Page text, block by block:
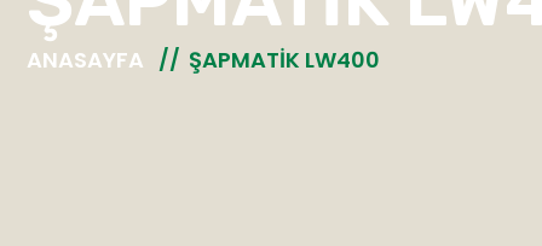
ANASAYFA ŞAPMATİK LW400